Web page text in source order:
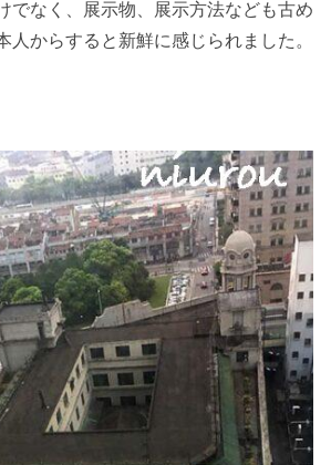
でなく、展示物、展示方法なども古め
人からすると新鮮に感じられました。